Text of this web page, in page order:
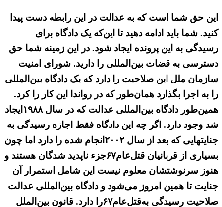
این حق شما است که به عدالت در این رابطه دست پیدا
کنید. شما باید ادامه دهید تا این‌که یک دادگاه برای
رسیدگی به این پرونده ایجاد شود. در این زمینه شما حق
دسترسی به قضات بین‌المللی را دارید. شورای امنیت
سازمان ملل این صلاحیت را دارد که یک دادگاه بین‌المللی
را به اجرا بگذارد همان‌طور که در رواندا این کار را کرد.
همین‌طور دادگاه بین‌المللی عدالت که در سال ۱۹۸۸ایجاد
شد وجود دارد. اگر‌ چه این دادگاه فقط اجازه رسیدگی به
جنایتهایی که بعد از سال ۲۰۰۲انجام شده را دارد اما چون
بسیاری از قربانیان قتل‌عام۶۷جزء ناپدید شدگان هستند و
هنوز سرنوشتشان معلوم نیست این شامل استمرار آن
جنایت تا همین امروز می‌شود و دادگاه بین‌المللی عدالت
صلاحیت رسیدگی به‌قتل‌عام۶۷را دارد. قانون بین‌الملل